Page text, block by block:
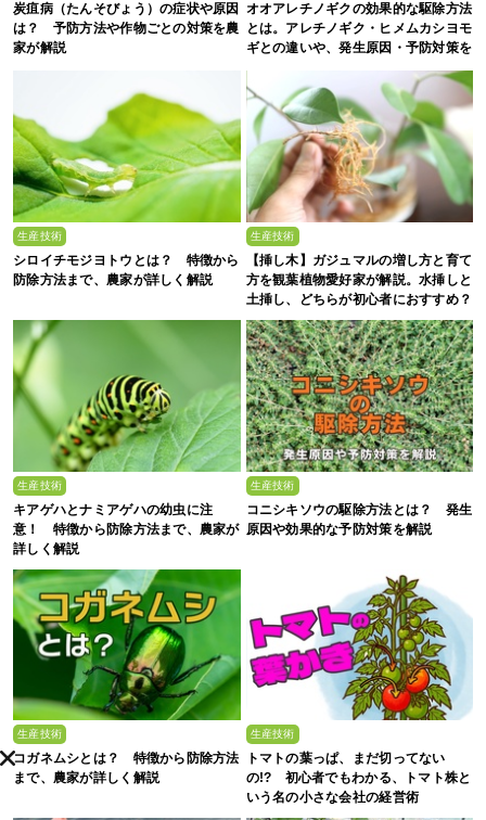
炭疽病（たんそびょう）の症状や原因
は？ 予防方法や作物ごとの対策を農
家が解説
オオアレチノギクの効果的な駆除方法
とは。アレチノギク・ヒメムカシヨモ
ギとの違いや、発生原因・予防対策を
解説
生産技術
シロイチモジヨトウとは？ 特徴から
防除方法まで、農家が詳しく解説
生産技術
【挿し木】ガジュマルの増し方と育て
方を観葉植物愛好家が解説。水挿しと
土挿し、どちらが初心者におすすめ？
生産技術
キアゲハとナミアゲハの幼虫に注
意！ 特徴から防除方法まで、農家が
詳しく解説
生産技術
コニシキソウの駆除方法とは？ 発生
原因や効果的な予防対策を解説
生産技術
コガネムシとは？ 特徴から防除方法
まで、農家が詳しく解説
生産技術
トマトの葉っぱ、まだ切ってない
の!? 初心者でもわかる、トマト株と
いう名の小さな会社の経営術